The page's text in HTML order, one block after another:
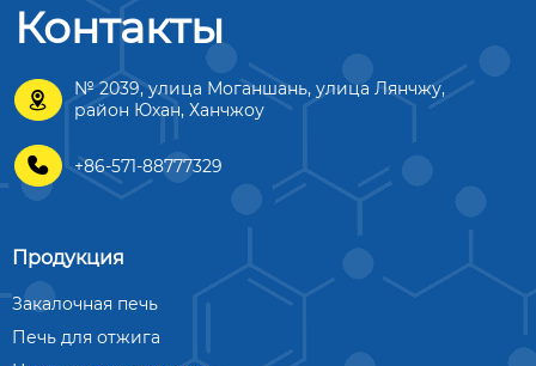
Контакты

№ 2039, улица Моганшань, улица Лянчжу,
район Юхан, Ханчжоу
 +86-571-88777329
Продукция
Закалочная печь
Печь для отжига